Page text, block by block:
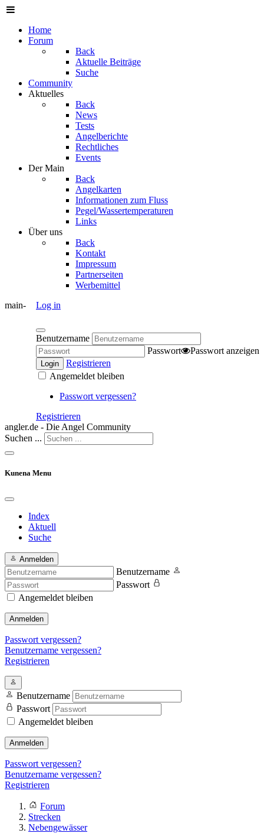
Home
Forum
Back
Aktuelle Beiträge
Suche
Community
Aktuelles
Back
News
Tests
Angelberichte
Rechtliches
Events
Der Main
Back
Angelkarten
Informationen zum Fluss
Pegel/Wassertemperaturen
Links
Über uns
Back
Kontakt
Impressum
Partnerseiten
Werbemittel
Log in
Benutzername
Passwort
Passwort anzeigen
Login
Registrieren
Angemeldet bleiben
Passwort vergessen?
Registrieren
main-
angler.de - Die Angel Community
Suchen ...
Kunena Menu
Index
Aktuell
Suche
Anmelden
Benutzername
Passwort
Angemeldet bleiben
Anmelden
Passwort vergessen?
Benutzername vergessen?
Registrieren
Benutzername
Passwort
Angemeldet bleiben
Anmelden
Passwort vergessen?
Benutzername vergessen?
Registrieren
Forum
Strecken
Nebengewässer